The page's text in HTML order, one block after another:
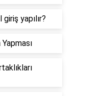
yapılır?